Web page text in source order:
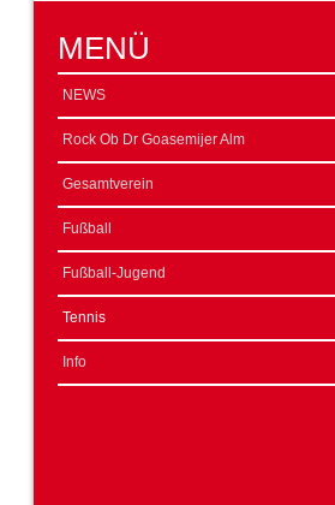
MENÜ
NEWS
Rock Ob Dr Goasemijer Alm
Gesamtverein
Fußball
Fußball-Jugend
Tennis
Info